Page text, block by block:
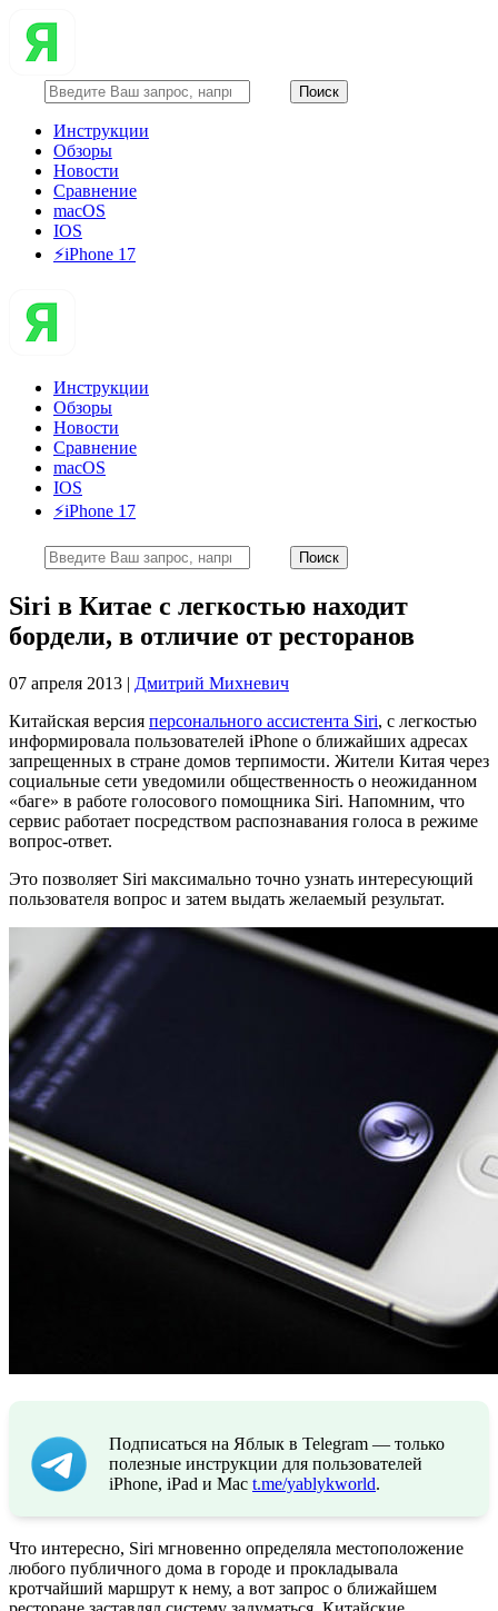
Инструкции
Обзоры
Новости
Сравнение
macOS
IOS
⚡️iPhone 17
Инструкции
Обзоры
Новости
Сравнение
macOS
IOS
⚡️iPhone 17
Siri в Китае с легкостью находит
бордели, в отличие от ресторанов
07 апреля 2013 | Дмитрий Михневич
Китайская версия персонального ассистента Siri, с легкостью
информировала пользователей iPhone о ближайших адресах
запрещенных в стране домов терпимости. Жители Китая через
социальные сети уведомили общественность о неожиданном
«баге» в работе голосового помощника Siri. Напомним, что
сервис работает посредством распознавания голоса в режиме
вопрос-ответ.
Это позволяет Siri максимально точно узнать интересующий
пользователя вопрос и затем выдать желаемый результат.
Подписаться на Яблык в Telegram — только
полезные инструкции для пользователей
iPhone, iPad и Mac t.me/yablykworld.
Что интересно, Siri мгновенно определяла местоположение
любого публичного дома в городе и прокладывала
кротчайший маршрут к нему, а вот запрос о ближайшем